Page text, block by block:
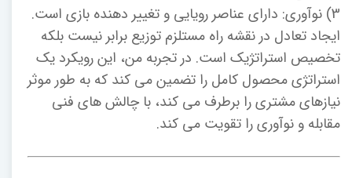
3) نوآوری: دارای عناصر رویایی و تغییر دهنده بازی است.
ایجاد تعادل در نقشه راه مستلزم توزیع برابر نیست بلکه
تخصیص استراتژیک است. در تجربه من، این رویکرد یک
استراتژی محصول کامل را تضمین می کند که به طور موثر
نیازهای مشتری را برطرف می کند، با چالش های فنی
مقابله و نوآوری را تقویت می کند.